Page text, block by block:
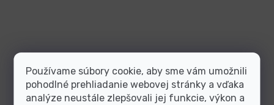
Používame súbory cookie, aby sme vám umožnili
pohodlné prehliadanie webovej stránky a vďaka
analýze neustále zlepšovali jej funkcie, výkon a